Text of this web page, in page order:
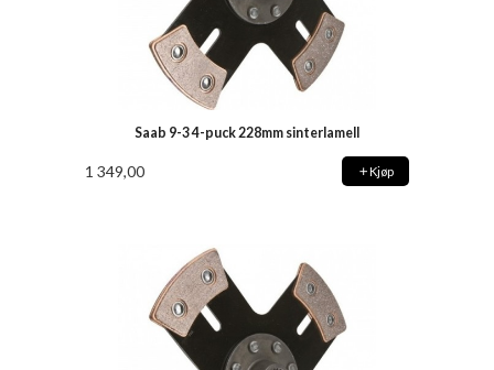
Saab 9-3 4-puck 228mm sinterlamell
1 349,00 Kjøp